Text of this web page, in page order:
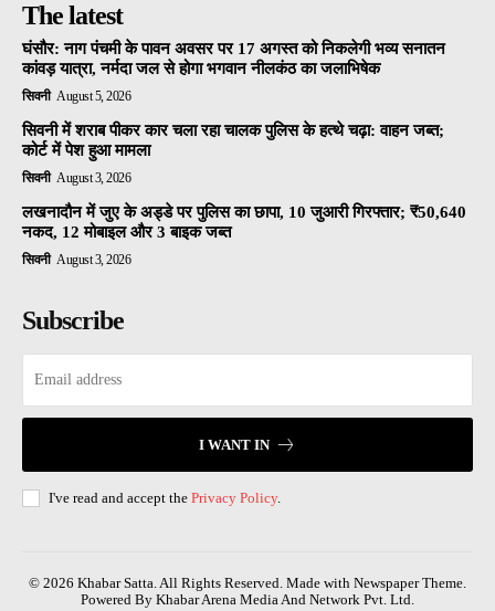
The latest
घंसौर: नाग पंचमी के पावन अवसर पर 17 अगस्त को निकलेगी भव्य सनातन
कांवड़ यात्रा, नर्मदा जल से होगा भगवान नीलकंठ का जलाभिषेक
सिवनी August 5, 2026
सिवनी में शराब पीकर कार चला रहा चालक पुलिस के हत्थे चढ़ा: वाहन जब्त;
कोर्ट में पेश हुआ मामला
सिवनी August 3, 2026
लखनादौन में जुए के अड्डे पर पुलिस का छापा, 10 जुआरी गिरफ्तार; ₹50,640
नकद, 12 मोबाइल और 3 बाइक जब्त
सिवनी August 3, 2026
Subscribe
I WANT IN
I've read and accept the Privacy Policy.
© 2026 Khabar Satta. All Rights Reserved. Made with Newspaper Theme.
Powered By Khabar Arena Media And Network Pvt. Ltd.